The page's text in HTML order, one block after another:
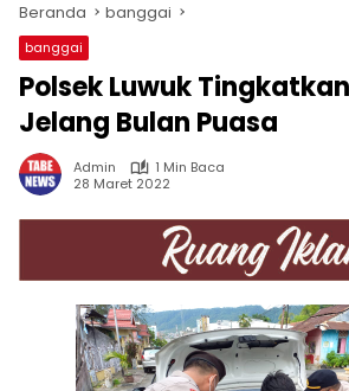
Beranda banggai
banggai
Polsek Luwuk Tingkatkan
Jelang Bulan Puasa
Admin
1 Min Baca
28 Maret 2022